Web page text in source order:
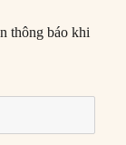
thông báo khi